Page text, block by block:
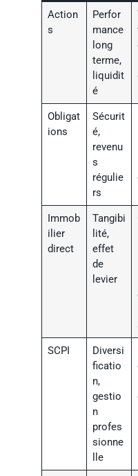
Action
s
Perfor
mance
long
terme,
liquidit
é
Obligat
ions
Sécurit
é,
revenu
s
régulie
rs
Immob
ilier
direct
Tangibi
lité,
effet
de
levier
SCPI
Diversi
ficatio
n,
gestio
n
profes
sionne
lle